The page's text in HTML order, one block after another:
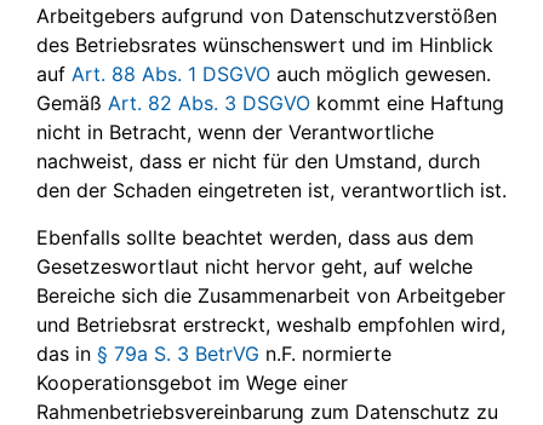
Arbeitgebers aufgrund von Datenschutzverstößen
des Betriebsrates wünschenswert und im Hinblick
auf Art. 88 Abs. 1 DSGVO auch möglich gewesen.
Gemäß Art. 82 Abs. 3 DSGVO kommt eine Haftung
nicht in Betracht, wenn der Verantwortliche
nachweist, dass er nicht für den Umstand, durch
den der Schaden eingetreten ist, verantwortlich ist.
Ebenfalls sollte beachtet werden, dass aus dem
Gesetzeswortlaut nicht hervor geht, auf welche
Bereiche sich die Zusammenarbeit von Arbeitgeber
und Betriebsrat erstreckt, weshalb empfohlen wird,
das in § 79a S. 3 BetrVG n.F. normierte
Kooperationsgebot im Wege einer
Rahmenbetriebsvereinbarung zum Datenschutz zu